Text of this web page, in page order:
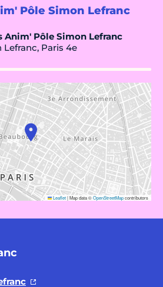
Pôle Simon Lefranc
Anim' Pôle Simon Lefranc
Lefranc, Paris 4e
Leaflet|Map data ©OpenStreetMapcontributors